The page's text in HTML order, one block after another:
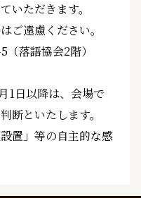
いただきます。
ご遠慮ください。
落語協会2階）
1日以降は、会場で
断といたします。
置」等の自主的な感